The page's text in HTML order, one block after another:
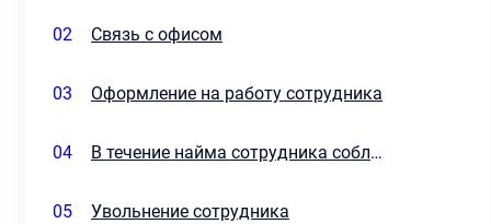
02 Связь с офисом
03 Оформление на работу сотрудника
04 В течение найма сотрудника соблюдать
05 Увольнение сотрудника